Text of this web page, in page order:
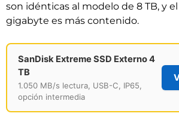
son idénticas al modelo de 8 TB, y
gigabyte es más contenido.
SanDisk Extreme SSD Externo 4
TB
1.050 MB/s lectura, USB-C, IP65,
opción intermedia